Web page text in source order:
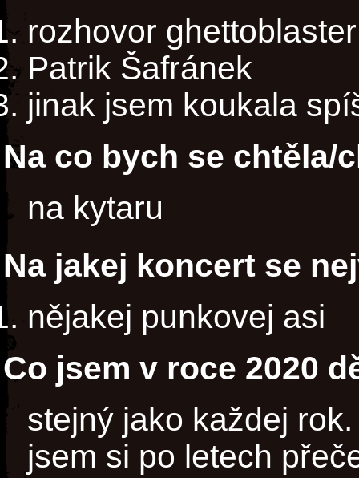
rozhovor
Patrik Šafránek
jinak jsem koukala
Na co bych se chtěla/
na kytaru
Na jakej koncert se
nějakej punkovej asi
Co jsem v roce 2020
stejný jako každej
jsem si po letech